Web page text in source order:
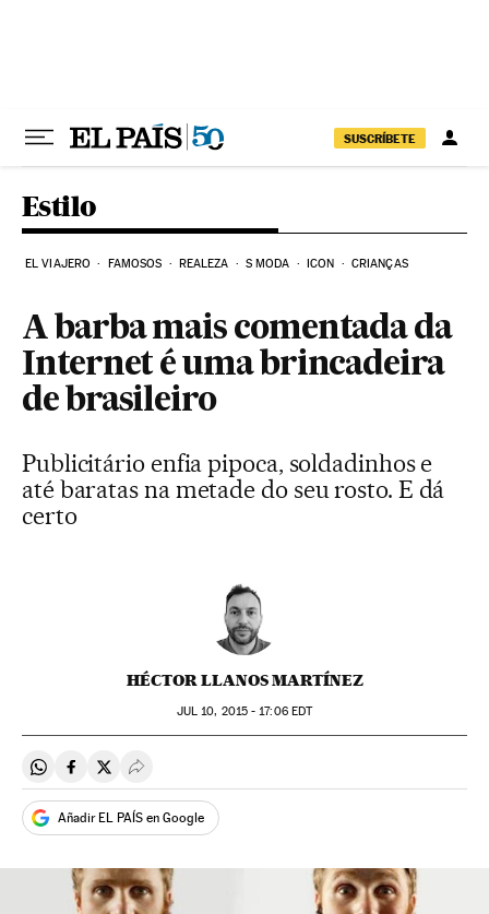
SUSCRÍBETE
Estilo
EL VIAJERO FAMOSOS REALEZA S MODA ICON CRIANÇAS
A barba mais comentada da
Internet é uma brincadeira
de brasileiro
Publicitário enfia pipoca, soldadinhos e
até baratas na metade do seu rosto. E dá
certo
HÉCTOR LLANOS MARTÍNEZ
JUL 10, 2015 - 17:06EDT
Compartir en Whatsapp
Compartir en Facebook
Compartir en Twitter
Desplegar Redes Sociales
Añadir EL PAÍS en Google